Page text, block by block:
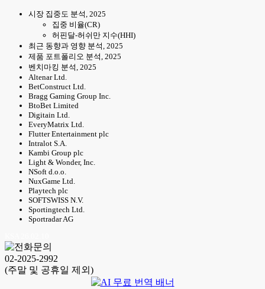
시장 집중도 분석, 2025
집중 비율(CR)
허핀달-허쉬만 지수(HHI)
최근 동향과 영향 분석, 2025
제품 포트폴리오 분석, 2025
벤치마킹 분석, 2025
Altenar Ltd.
BetConstruct Ltd.
Bragg Gaming Group Inc.
BtoBet Limited
Digitain Ltd.
EveryMatrix Ltd.
Flutter Entertainment plc
Intralot S.A.
Kambi Group plc
Light & Wonder, Inc.
NSoft d.o.o.
NuxGame Ltd.
Playtech plc
SOFTSWISS N.V.
Sportingtech Ltd.
Sportradar AG
02-2025-2992
(주말 및 공휴일 제외)